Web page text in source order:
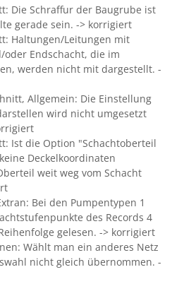
Die Schraffur der Baugrube ist
gerade sein. -> korrigiert
Haltungen/Leitungen mit
Endschacht, die im
werden nicht mit dargestellt. -
Allgemein: Die Einstellung
wird nicht umgesetzt
Ist die Option "Schachtoberteil
Deckelkoordinaten
weit weg vom Schacht
Bei den Pumpentypen 1
des Records 4
gelesen. -> korrigiert
Wählt man ein anderes Netz
nicht gleich übernommen. -